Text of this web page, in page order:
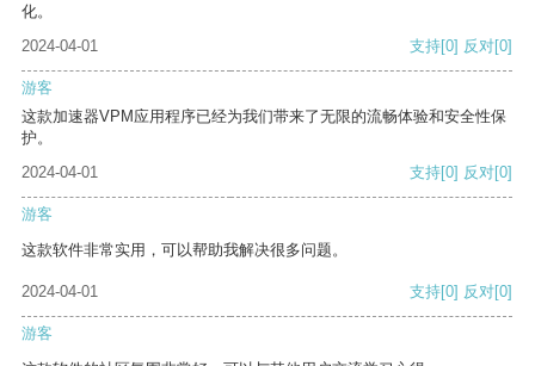
化。
2024-04-01
支持[0] 反对[0]
游客
这款加速器VPM应用程序已经为我们带来了无限的流畅体验和安全性保
护。
2024-04-01
支持[0] 反对[0]
游客
这款软件非常实用，可以帮助我解决很多问题。
2024-04-01 支持[0] 反对[0]
游客